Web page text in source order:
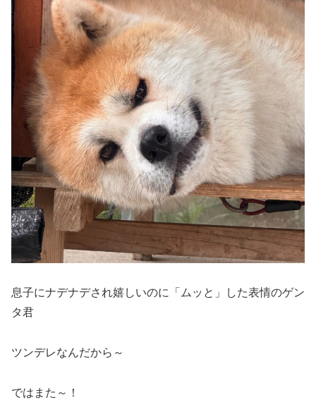
息子にナデナデされ嬉しいのに「ムッと」した表情のゲン
タ君
ツンデレなんだから～
ではまた～！